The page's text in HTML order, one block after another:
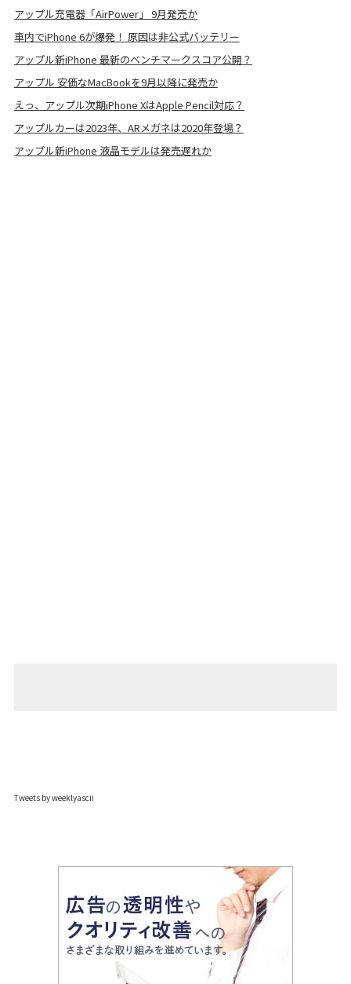
アップル充電器「AirPower」 9月発売か
車内でiPhone 6が爆発！ 原因は非公式バッテリー
アップル新iPhone 最新のベンチマークスコア公開？
アップル 安価なMacBookを9月以降に発売か
えっ、アップル次期iPhone XはApple Pencil対応？
アップルカーは2023年、ARメガネは2020年登場？
アップル新iPhone 液晶モデルは発売遅れか
Tweets by weeklyascii